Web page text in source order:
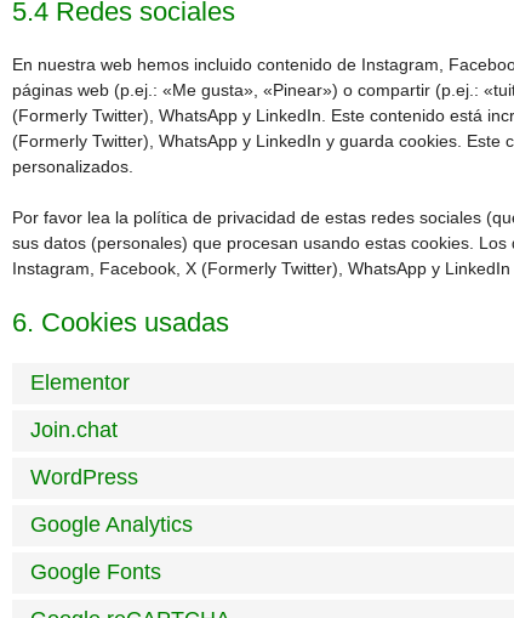
5.4 Redes sociales
En nuestra web hemos incluido contenido de Instagram,
páginas web (p.ej.: «Me gusta», «Pinear») o compartir (p.ej.:
(Formerly Twitter), WhatsApp y LinkedIn. Este contenido está
(Formerly Twitter), WhatsApp y LinkedIn y guarda cookies.
personalizados.
Por favor lea la política de privacidad de estas redes sociales
sus datos (personales) que procesan usando estas cookies.
Instagram, Facebook, X (Formerly Twitter), WhatsApp y
6. Cookies usadas
Elementor
Join.chat
WordPress
Google Analytics
Google Fonts